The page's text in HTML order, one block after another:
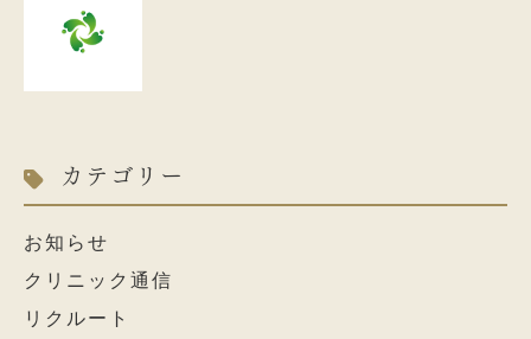
カテゴリー
お知らせ
クリニック通信
リクルート